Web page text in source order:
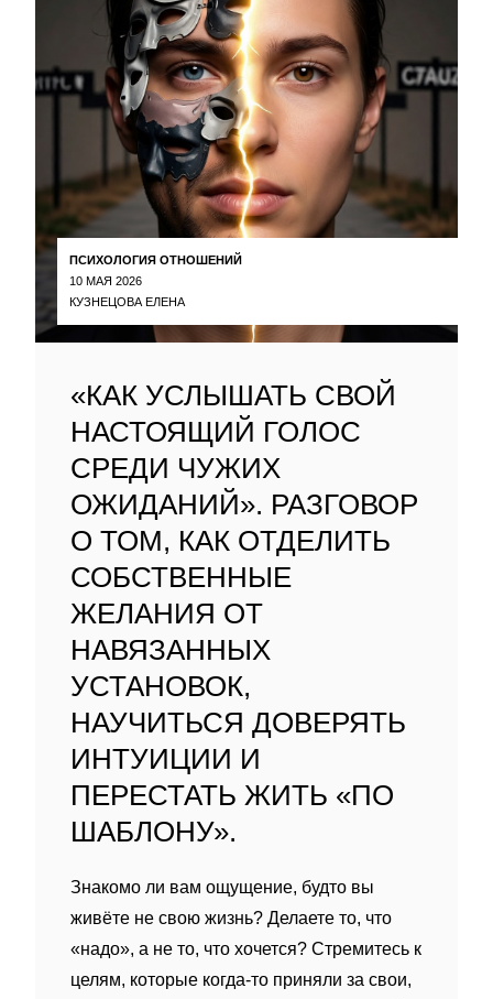
ПСИХОЛОГИЯ ОТНОШЕНИЙ
10 МАЯ 2026
КУЗНЕЦОВА ЕЛЕНА
«КАК УСЛЫШАТЬ СВОЙ
НАСТОЯЩИЙ ГОЛОС
СРЕДИ ЧУЖИХ
ОЖИДАНИЙ». РАЗГОВОР
О ТОМ, КАК ОТДЕЛИТЬ
СОБСТВЕННЫЕ
ЖЕЛАНИЯ ОТ
НАВЯЗАННЫХ
УСТАНОВОК,
НАУЧИТЬСЯ ДОВЕРЯТЬ
ИНТУИЦИИ И
ПЕРЕСТАТЬ ЖИТЬ «ПО
ШАБЛОНУ».
Знакомо ли вам ощущение, будто вы
живёте не свою жизнь? Делаете то, что
«надо», а не то, что хочется? Стремитесь к
целям, которые когда‑то приняли за свои,